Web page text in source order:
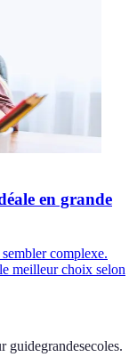
en grande
complexe.
meilleur choix selon
guidegrandesecoles.